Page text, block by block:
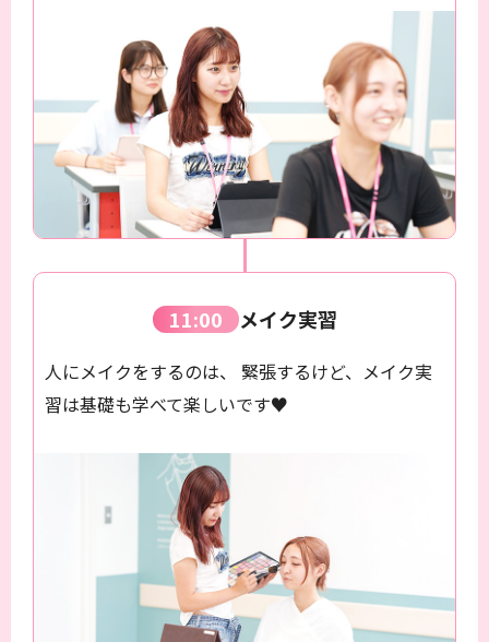
11:00 メイク実習
人にメイクをするのは、 緊張するけど、メイク実
習は基礎も学べて楽しいです♥